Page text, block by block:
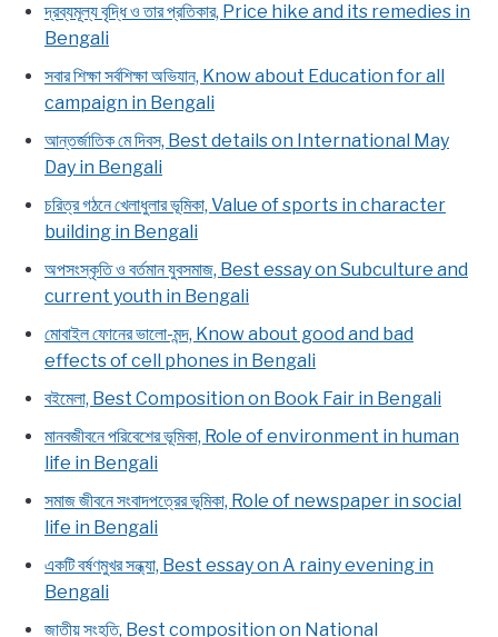
দ্রব্যমূল্য বৃদ্ধি ও তার প্রতিকার, Price hike and its remedies in
Bengali
সবার শিক্ষা সর্বশিক্ষা অভিযান, Know about Education for all
campaign in Bengali
আন্তর্জাতিক মে দিবস, Best details on International May
Day in Bengali
চরিত্র গঠনে খেলাধুলার ভূমিকা, Value of sports in character
building in Bengali
অপসংস্কৃতি ও বর্তমান যুবসমাজ, Best essay on Subculture and
current youth in Bengali
মোবাইল ফোনের ভালো-মন্দ, Know about good and bad
effects of cell phones in Bengali
বইমেলা, Best Composition on Book Fair in Bengali
মানবজীবনে পরিবেশের ভূমিকা, Role of environment in human
life in Bengali
সমাজ জীবনে সংবাদপত্রের ভূমিকা, Role of newspaper in social
life in Bengali
একটি বর্ষণমুখর সন্ধ্যা, Best essay on A rainy evening in
Bengali
জাতীয় সংহতি, Best composition on National